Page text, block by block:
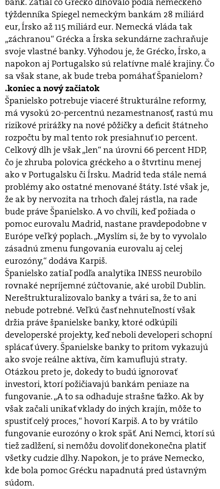
týždenníka Spiegel nemeckým bankám 28 miliárd
eur, Írsko až 115 miliárd eur. Nemecká vláda tak
„záchranou“ Grécka a Írska sekundárne zachraňuje
svoje vlastné banky. Výhodou je, že Grécko, Írsko, a
napokon aj Portugalsko sú relatívne malé krajiny. Čo
sa však stane, ak bude treba pomáhať Španielom?
.koniec a nový začiatok
Španielsko potrebuje viaceré štrukturálne reformy,
má vysokú 20-percentnú nezamestnanosť, rastú mu
rizikové prirážky na nové pôžičky a deficit štátneho
rozpočtu by mal tento rok presiahnuť 10 percent.
Celkový dlh je však „len“ na úrovni 66 percent HDP,
čo je zhruba polovica gréckeho a o štvrtinu menej
ako v Portugalsku či Írsku. Madrid teda stále nemá
problémy ako ostatné menované štáty. Isté však je,
že ak by nervozita na trhoch ďalej rástla, na rade
bude práve Španielsko. A vo chvíli, keď požiada o
pomoc eurovalu Madrid, nastane pravdepodobne v
Európe veľký poplach. „Myslím si, že by to vyvolalo
zásadnú zmenu fungovania eurovalu aj celej
eurozóny,“ dodáva Karpiš.
Španielsko zatiaľ podľa analytika INESS neurobilo
rovnaké nepríjemné zúčtovanie, aké urobil Dublin.
Nereštrukturalizovalo banky a tvári sa, že to ani
nebude potrebné. Veľkú časť nehnuteľností však
držia práve španielske banky, ktoré odkúpili
developerské projekty, keď neboli developeri schopní
splácať úvery. Španielske banky to pritom vykazujú
ako svoje reálne aktíva, čím kamuflujú straty.
Otázkou preto je, dokedy to budú ignorovať
investori, ktorí požičiavajú bankám peniaze na
fungovanie. „A to sa odhaduje strašne ťažko. Ak by
však začali unikať vklady do iných krajín, môže to
spustiť celý proces,“ hovorí Karpiš. A to by vrátilo
fungovanie eurozóny o krok späť. Ani Nemci, ktorí sú
tiež zadlžení, si nemôžu dovoliť donekonečna platiť
všetky cudzie dlhy. Napokon, je to práve Nemecko,
kde bola pomoc Grécku napadnutá pred ústavným
súdom.